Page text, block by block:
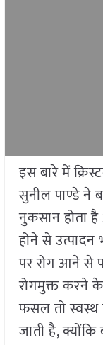
इस बारे में
सुनील पाण्डे ने
नुकसान होता
होने से
पर रोग आने से
रोगमुक्त करने
फसल तो स्वस्थ
जाती है, क्योंकि